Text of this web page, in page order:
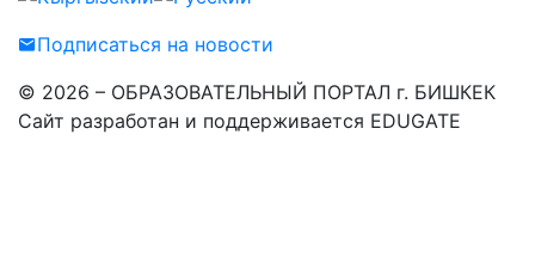
Подписаться на новости
© 2026 – ОБРАЗОВАТЕЛЬНЫЙ ПОРТАЛ г. БИШКЕК
Сайт разработан и поддерживается EDUGATE